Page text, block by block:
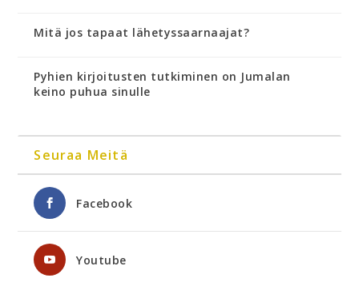
Mitä jos tapaat lähetyssaarnaajat?
Pyhien kirjoitusten tutkiminen on Jumalan
keino puhua sinulle
Seuraa Meitä
Facebook
Youtube